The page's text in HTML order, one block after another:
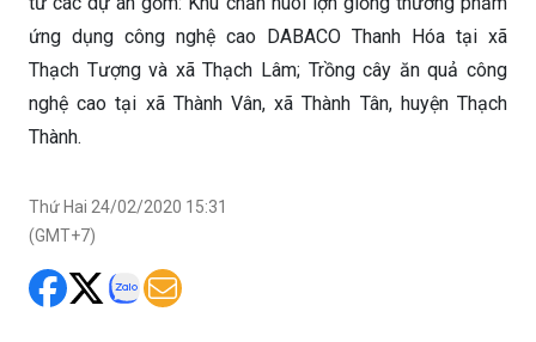
nghệ cao tại xã Thành Vân, xã Thành Tân, huyện Thạch
Thành.
Ngày 24-2, dưới sự chủ trì của ông Trịnh Văn